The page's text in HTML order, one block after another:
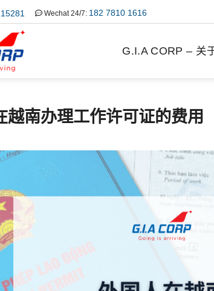
Wechat 24/7: 182 7810 1616
G.I.A CORP – 关
越南办理工作许可证的费用